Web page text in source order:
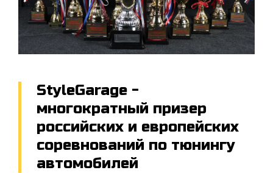
StyleGarage -
многократный призер
российских и европейских
соревнований по тюнингу
автомобилей